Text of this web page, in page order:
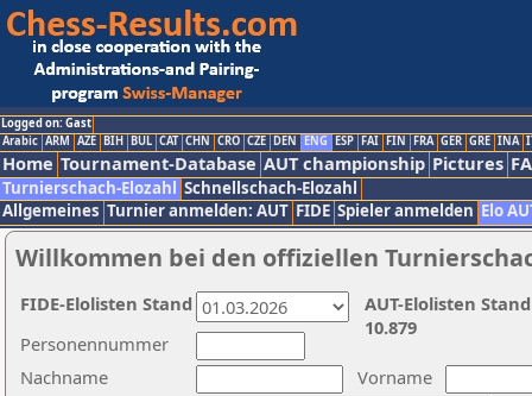
Logged on: Gast
Arabic ARM AZE BIH BUL CAT CHN CRO CZE DEN ENG ESP FAI FIN FRA GER GRE INA
Home Tournament-Database AUT championship Pictures
Turnierschach-Elozahl Schnellschach-Elozahl
Allgemeines Turnier anmelden: AUT FIDE Spieler anmelden Elo
Willkommen bei den offiziellen
Nachname
Vorname
Personennummer
AUT-Elolisten
10.879
FIDE-Elolisten Stand